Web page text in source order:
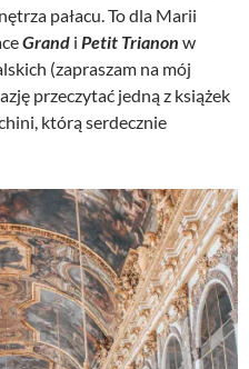
pałacu. To dla Marii
Grand i Petit Trianon w
(zapraszam na mój
przeczytać jedną z książek
którą serdecznie